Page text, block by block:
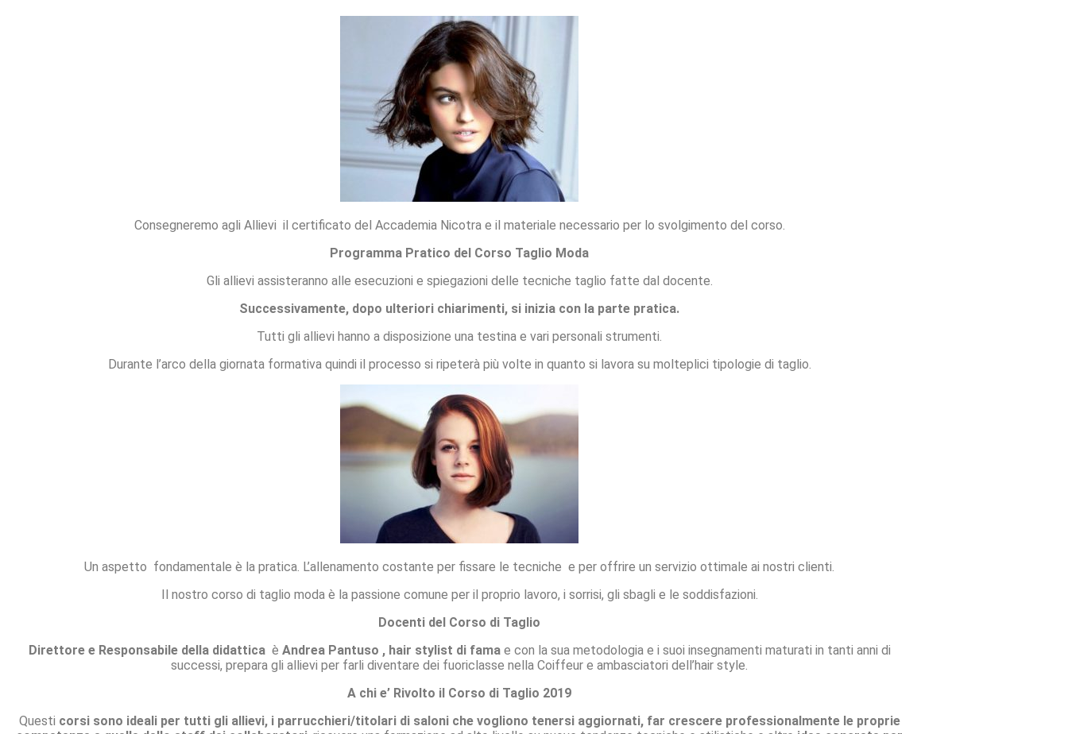
Consegneremo agli Allievi il certificato del Accademia Nicotra e il materiale necessario per lo svolgimento del corso.
Programma Pratico del Corso Taglio Moda
Gli allievi assisteranno alle esecuzioni e spiegazioni delle tecniche taglio fatte dal docente.
Successivamente, dopo ulteriori chiarimenti, si inizia con la parte pratica.
Tutti gli allievi hanno a disposizione una testina e vari personali strumenti.
Durante l’arco della giornata formativa quindi il processo si ripeterà più volte in quanto si lavora su molteplici tipologie di taglio.
Un aspetto fondamentale è la pratica. L’allenamento costante per fissare le tecniche e per offrire un servizio ottimale ai nostri clienti.
Il nostro corso di taglio moda è la passione comune per il proprio lavoro, i sorrisi, gli sbagli e le soddisfazioni.
Docenti del Corso di Taglio
Direttore e Responsabile della didatticaè Andrea Pantuso , hair stylist di fama e con la sua metodologia e i suoi insegnamenti maturati in tanti anni di
successi, prepara gli allievi per farli diventare dei fuoriclasse nella Coiffeur e ambasciatori dell’hair style.
A chi e’ Rivolto il Corso di Taglio 2019
Questi corsi sono ideali per tutti gli allievi, i parrucchieri/titolari di saloni che vogliono tenersi aggiornati, far crescere professionalmente le proprie